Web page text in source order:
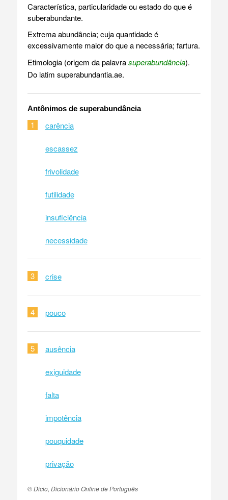
Característica, particularidade ou estado do que é
suberabundante.
Extrema abundância; cuja quantidade é
excessivamente maior do que a necessária; fartura.
Etimologia (origem da palavrasuperabundância).
Do latim superabundantia.ae.
Antônimos de superabundância
1 carência
escassez
frivolidade
futilidade
insuficiência
necessidade
3 crise
4 pouco
5 ausência
exiguidade
falta
impotência
pouquidade
privação
© Dicio, Dicionário Online de Português